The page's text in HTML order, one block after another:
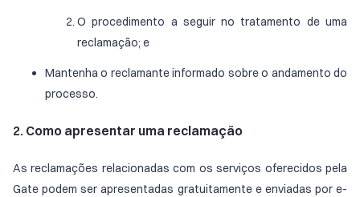
O procedimento a seguir no tratamento de uma
reclamação; e
Mantenha o reclamante informado sobre o andamento do
processo.
2. Como apresentar uma reclamação
As reclamações relacionadas com os serviços oferecidos pela
Gate podem ser apresentadas gratuitamente e enviadas por e-